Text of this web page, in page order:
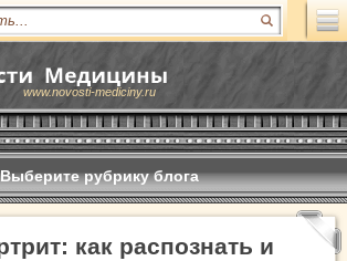
www.novosti-mediciny.ru
Выберите рубрику блога
как распознать и